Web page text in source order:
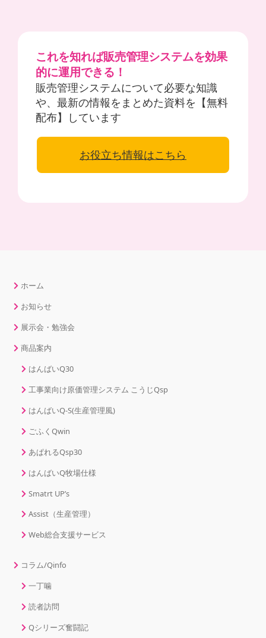
これを知れば販売管理システムを効果
的に運用できる！
販売管理システムについて必要な知識
や、最新の情報をまとめた資料を【無料
配布】しています
お役立ち情報はこちら
ホーム
お知らせ
展示会・勉強会
商品案内
はんばいQ30
工事業向け原価管理システム こうじQsp
はんばいQ-S(生産管理風)
ごふくQwin
あぱれるQsp30
はんばいQ牧場仕様
Smatrt UP’s
Assist（生産管理）
Web総合支援サービス
コラム/Qinfo
一丁噛
読者訪問
Qシリーズ奮闘記